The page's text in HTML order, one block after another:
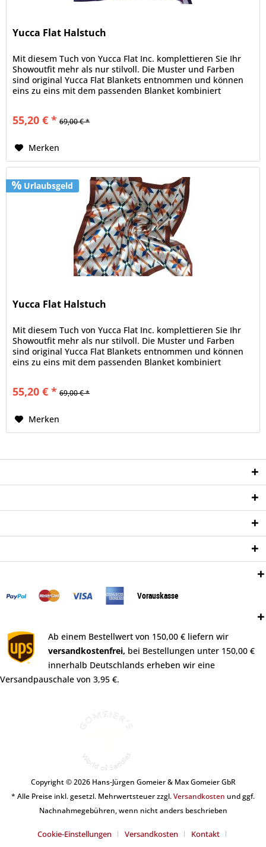
Yucca Flat Halstuch
Mit diesem Tuch von Yucca Flat Inc. komplettieren Sie Ihr
Showoutfit mehr als nur stilvoll. Die Muster und Farben
sind original Yucca Flat Blankets entnommen und können
eins zu eins mit dem passenden Blanket kombiniert
55,20 € * 69,00 € *
Merken
Urlaubsgeld
Yucca Flat Halstuch
Mit diesem Tuch von Yucca Flat Inc. komplettieren Sie Ihr
Showoutfit mehr als nur stilvoll. Die Muster und Farben
sind original Yucca Flat Blankets entnommen und können
eins zu eins mit dem passenden Blanket kombiniert
55,20 € * 69,00 € *
Merken
Vorauskasse
Ab einem Bestellwert von 150,00 € liefern wir
versandkostenfrei, bei Bestellungen unter 150,00 €
innerhalb Deutschlands erheben wir eine
Versandpauschale von 3,95 €.
Copyright © 2026 Hans-Jürgen Gomeier & Max Gomeier GbR
* Alle Preise inkl. gesetzl. Mehrwertsteuer zzgl.Versandkosten und ggf.
Nachnahmegebühren, wenn nicht anders beschrieben
Cookie-Einstellungen Versandkosten Kontakt